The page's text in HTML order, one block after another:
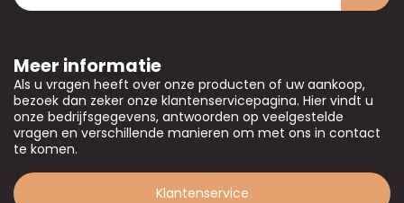
Meer informatie
Als u vragen heeft over onze producten of uw aankoop,
bezoek dan zeker onze klantenservicepagina. Hier vindt u
onze bedrijfsgegevens, antwoorden op veelgestelde
vragen en verschillende manieren om met ons in contact
te komen.
Klantenservice